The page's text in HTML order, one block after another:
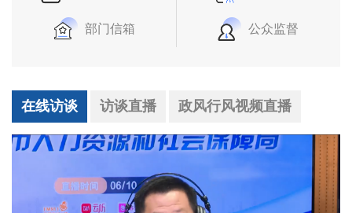
部门信箱 公众监督
在线访谈 访谈直播 政风行风视频直播